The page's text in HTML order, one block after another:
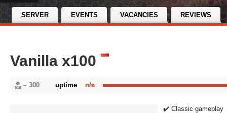
SERVER EVENTS VACANCIES REVIEWS
Vanilla x100
~ 300 n/a
uptime
✔️ Classic gameplay